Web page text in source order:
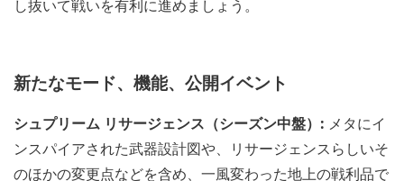
し抜いて戦いを有利に進めましょう。
新たなモード、機能、公開イベント
シュプリーム リサージェンス（シーズン中盤）: メタにイ
ンスパイアされた武器設計図や、リサージェンスらしいそ
のほかの変更点などを含め、一風変わった地上の戦利品で